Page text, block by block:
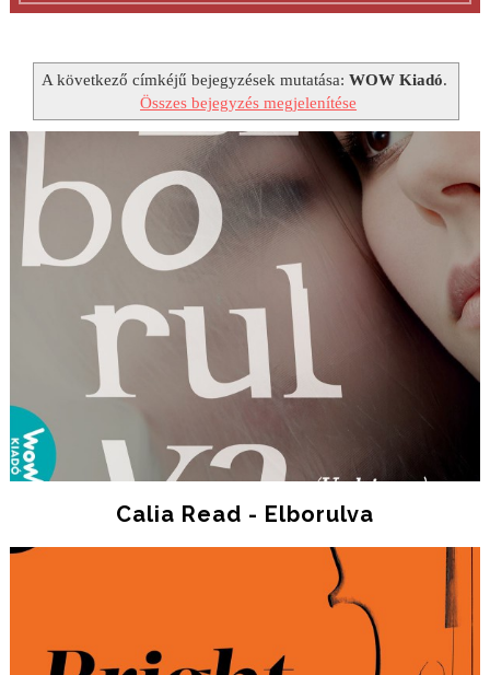
A következő címkéjű bejegyzések mutatása:WOW Kiadó.
Összes bejegyzés megjelenítése
Calia Read - Elborulva